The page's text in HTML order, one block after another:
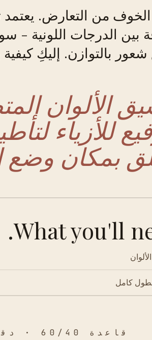
من التعارض. يعتمد
بين الدرجات اللونية -
بالتوازن. إليكِ
الألوان
للأزياء
بمكان وضع
What you'll
كامل
قاعدة 60/40 · دقيقتان